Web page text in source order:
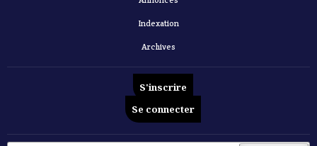
Indexation
Archives
S'inscrire
Se connecter
Vol. 7 No 5 (2026): Revue Française d'Economie et de Gestion
Articles